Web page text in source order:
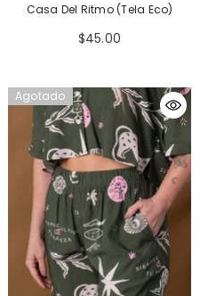
Casa Del Ritmo (Tela Eco)
$45.00
Agotado